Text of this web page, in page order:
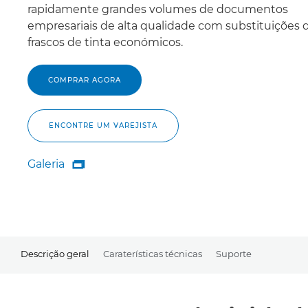
rapidamente grandes volumes de documentos
empresariais de alta qualidade com substituições
frascos de tinta económicos.
COMPRAR AGORA
ENCONTRE UM VAREJISTA
Galeria
Galeria

Descrição geral Caraterísticas técnicas Suporte